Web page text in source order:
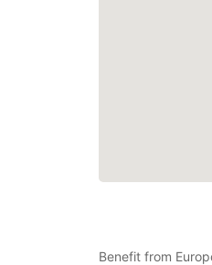
Benefit from